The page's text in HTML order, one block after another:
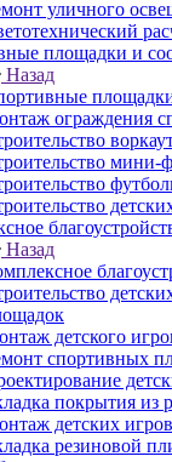
уличного
площадки и
Назад
ограждения
мини-
Назад
детского
спортивных
покрытия из
детских
резиновой